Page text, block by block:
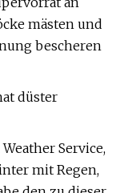
mästen und
bescheren
düster
Service,
mit Regen,